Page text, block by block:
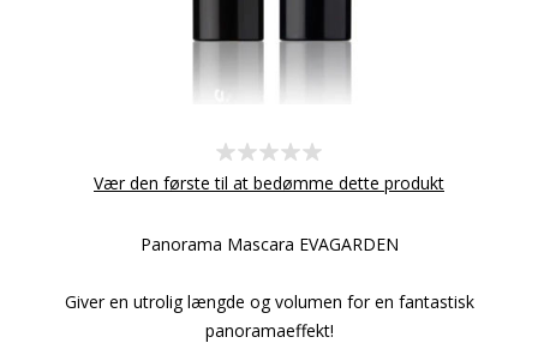
Vær den første til at bedømme dette produkt
Panorama Mascara EVAGARDEN
Giver en utrolig længde og volumen for en fantastisk
panoramaeffekt!